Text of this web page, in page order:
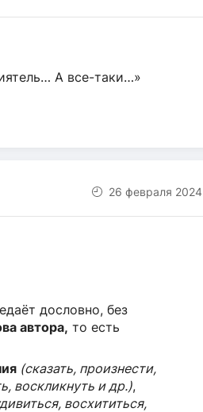
А все-таки…»
26 февраля 2024
дословно, без
автора, то есть
(сказать, произнести,
воскликнуть и др.),
восхититься,